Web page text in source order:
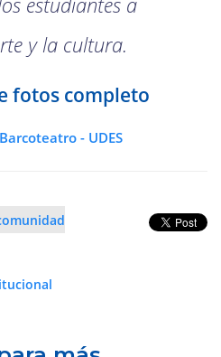
y la cultura.
fotos completo